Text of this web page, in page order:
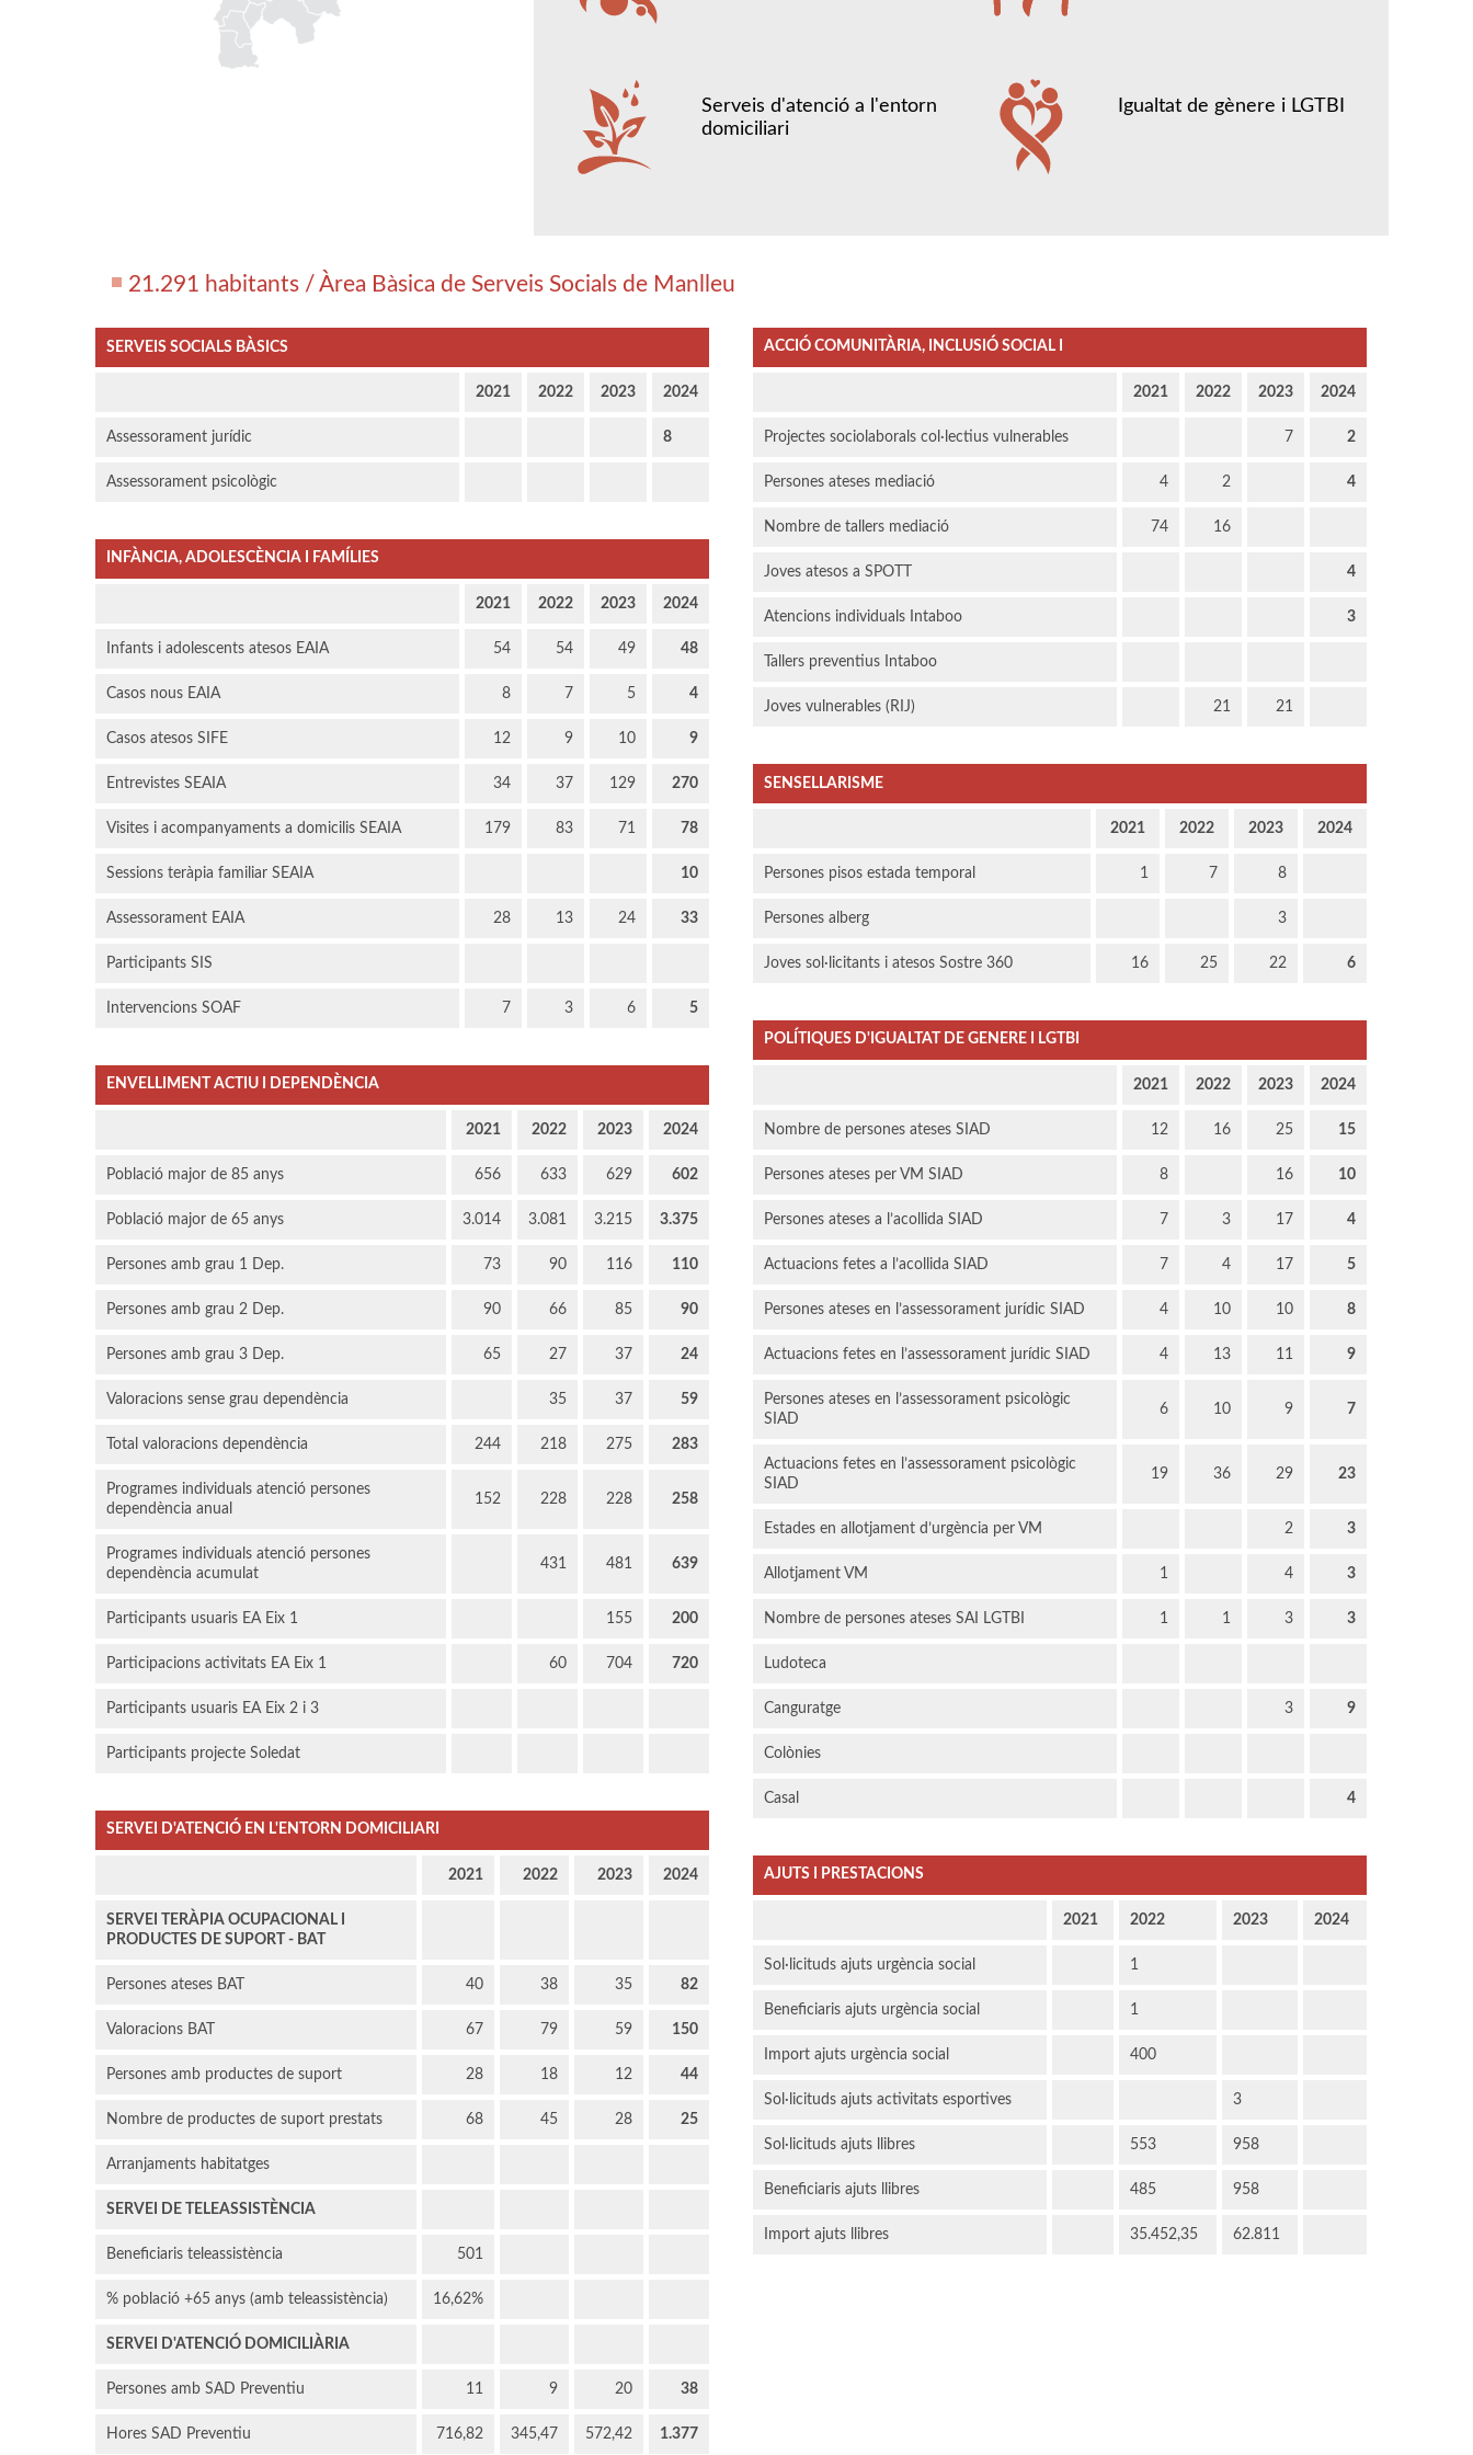
Serveis d'atenció a l'entorn
domiciliari
Igualtat de gènere i LGTBI
21.291 habitants / Àrea Bàsica de Serveis Socials de Manlleu
SERVEIS SOCIALS BÀSICS
2021 2022 2023 2024
Assessorament jurídic 8
Assessorament psicològic
INFÀNCIA, ADOLESCÈNCIA I FAMÍLIES
2021 2022 2023 2024
Infants i adolescents atesos EAIA 54 54 49 48
Casos nous EAIA 8 7 5 4
Casos atesos SIFE 12 9 10 9
Entrevistes SEAIA 34 37 129 270
Visites i acompanyaments a domicilis SEAIA 179 83 71 78
Sessions teràpia familiar SEAIA 10
Assessorament EAIA 28 13 24 33
Participants SIS
Intervencions SOAF 7 3 6 5
ENVELLIMENT ACTIU I DEPENDÈNCIA
2021 2022 2023 2024
Població major de 85 anys 656 633 629 602
Població major de 65 anys 3.014 3.081 3.215 3.375
Persones amb grau 1 Dep. 73 90 116 110
Persones amb grau 2 Dep. 90 66 85 90
Persones amb grau 3 Dep. 65 27 37 24
Valoracions sense grau dependència 35 37 59
Total valoracions dependència 244 218 275 283
Programes individuals atenció persones
dependència anual
152 228 228 258
Programes individuals atenció persones
dependència acumulat
431 481 639
Participants usuaris EA Eix 1 155 200
Participacions activitats EA Eix 1 60 704 720
Participants usuaris EA Eix 2 i 3
Participants projecte Soledat
SERVEI D'ATENCIÓ EN L'ENTORN DOMICILIARI
2021 2022 2023 2024
SERVEI TERÀPIA OCUPACIONAL I
PRODUCTES DE SUPORT - BAT
Persones ateses BAT 40 38 35 82
Valoracions BAT 67 79 59 150
Persones amb productes de suport 28 18 12 44
Nombre de productes de suport prestats 68 45 28 25
Arranjaments habitatges
SERVEI DE TELEASSISTÈNCIA
Beneficiaris teleassistència 501
% població +65 anys (amb teleassistència) 16,62%
SERVEI D'ATENCIÓ DOMICILIÀRIA
Persones amb SAD Preventiu 11 9 20 38
Hores SAD Preventiu 716,82 345,47 572,42 1.377
ACCIÓ COMUNITÀRIA, INCLUSIÓ SOCIAL I
2021 2022 2023 2024
Projectes sociolaborals col·lectius vulnerables 7 2
Persones ateses mediació 4 2 4
Nombre de tallers mediació 74 16
Joves atesos a SPOTT 4
Atencions individuals Intaboo 3
Tallers preventius Intaboo
Joves vulnerables (RIJ) 21 21
SENSELLARISME
2021 2022 2023 2024
Persones pisos estada temporal 1 7 8
Persones alberg 3
Joves sol·licitants i atesos Sostre 360 16 25 22 6
POLÍTIQUES D'IGUALTAT DE GENERE I LGTBI
2021 2022 2023 2024
Nombre de persones ateses SIAD 12 16 25 15
Persones ateses per VM SIAD 8 16 10
Persones ateses a l’acollida SIAD 7 3 17 4
Actuacions fetes a l’acollida SIAD 7 4 17 5
Persones ateses en l’assessorament jurídic SIAD 4 10 10 8
Actuacions fetes en l’assessorament jurídic SIAD 4 13 11 9
Persones ateses en l’assessorament psicològic
SIAD
6 10 9 7
Actuacions fetes en l’assessorament psicològic
SIAD
19 36 29 23
Estades en allotjament d’urgència per VM 2 3
Allotjament VM 1 4 3
Nombre de persones ateses SAI LGTBI 1 1 3 3
Ludoteca
Canguratge 3 9
Colònies
Casal 4
AJUTS I PRESTACIONS
2021 2022 2023 2024
Sol·licituds ajuts urgència social 1
Beneficiaris ajuts urgència social 1
Import ajuts urgència social 400
Sol·licituds ajuts activitats esportives 3
Sol·licituds ajuts llibres 553 958
Beneficiaris ajuts llibres 485 958
Import ajuts llibres 35.452,35 62.811